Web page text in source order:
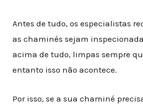
Antes de tudo, os especialistas
as chaminés sejam
acima de tudo, limpas sempre
entanto isso não acontece.
Por isso, se a sua chaminé